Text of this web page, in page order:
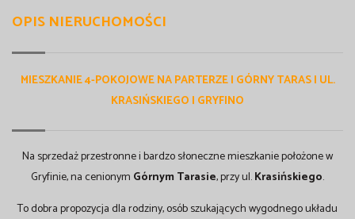
OPIS NIERUCHOMOŚCI
MIESZKANIE 4-POKOJOWE NA PARTERZE | GÓRNY TARAS | UL.
KRASIŃSKIEGO | GRYFINO
Na sprzedaż przestronne i bardzo słoneczne mieszkanie położone w
Gryfinie, na cenionym Górnym Tarasie, przy ul.Krasińskiego.
To dobra propozycja dla rodziny, osób szukających wygodnego układu